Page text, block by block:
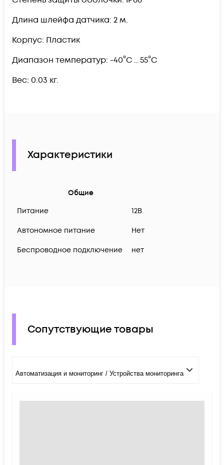
Длина шлейфа датчика: 2 м.
Корпус: Пластик
Диапазон температур: -40°C .. 55°C
Вес: 0.03 кг.
Характеристики
Общие
Питание
12В
Автономное питание Нет
Беспроводное подключение нет
Сопутствующие товары
Автоматизация и мониторинг / Устройства мониторинга